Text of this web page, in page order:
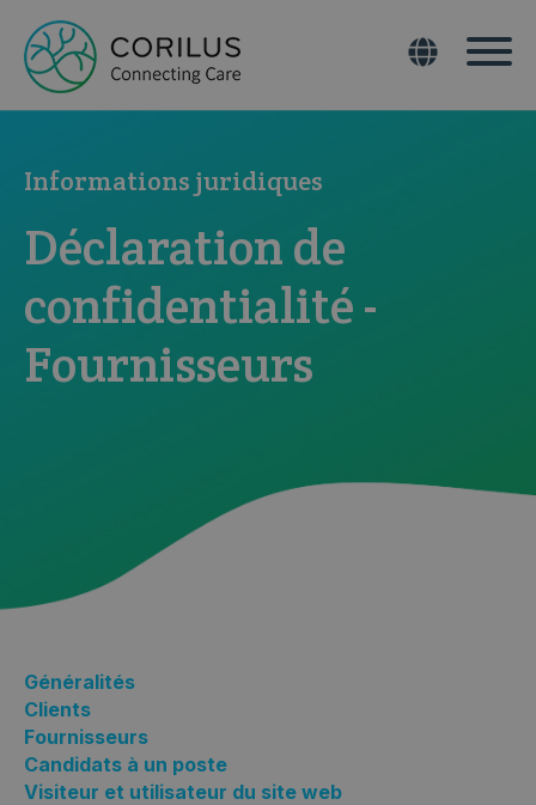
Informations juridiques
Déclaration de
confidentialité -
Fournisseurs
Généralités
Clients
Fournisseurs
Candidats à un poste
Visiteur et utilisateur du site web